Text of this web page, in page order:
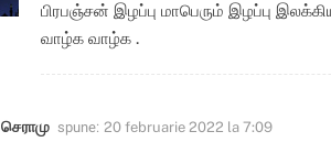
பிரபஞ்சன் இழப்பு மாபெரும் இழப்பு
வாழ்க வாழ்க .
செராமு spune: 20 februarie 2022 la 7:09